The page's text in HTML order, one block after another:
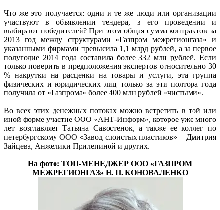
Что же это получается: одни и те же люди или организации
участвуют в объявлении тендера, в его проведении и
выбирают победителей? При этом общая сумма контрактов за
2013 год между структурами «Газпром межрегионгаза» и
указанными фирмами превысила 1,1 млрд рублей, а за первое
полугодие 2014 года составила более 332 млн рублей. Если
только поверить в предположения экспертов относительно 30
% накрутки на расценки на товары и услуги, эта группа
физических и юридических лиц только за эти полтора года
получила от «Газпрома» более 400 млн рублей «чистыми».
Во всех этих денежных потоках можно встретить в той или
иной форме участие ООО «АНТ-Информ», которое уже много
лет возглавляет Татьяна Савостенок, а также ее коллег по
петербургскому ООО «Завод слоистых пластиков» – Дмитрия
Зайцева, Анжелики Прилепиной и других.
На фото: ТОП-МЕНЕДЖЕР ООО «ГАЗПРОМ
МЕЖРЕГИОНГАЗ» Н. П. КОНОВАЛЕНКО